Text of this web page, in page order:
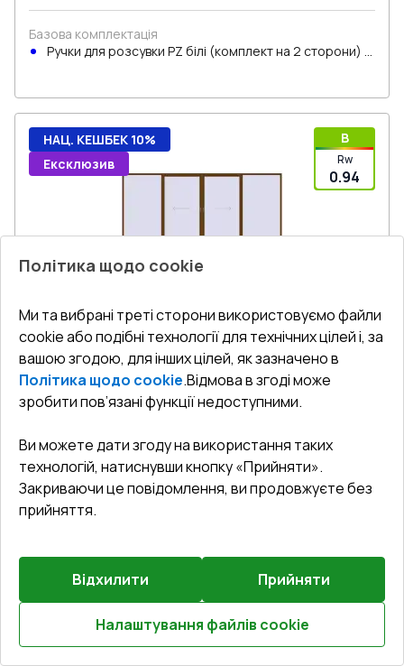
Розрахуй онлайн
Базова комплектація
Ручки для розсувки PZ білі (комплект на 2 сторони) з
B
Rw
0.94
НАЦ. КЕШБЕК 10%
Ексклюзив
Попереднє
замовлення
Залиште відгук
Розсувні терасні двері 5000x2200 мм REHAU Brillant
70 (Похило-зсувні) WALNUT з двох сторін
Глибина профілю:
Ущільнення :
Склопакет: 4 LE - 16 - 4 - 12 - 4 LE
₴258,838.42
₴181,186.90
Детальніше / Змінити
Політика щодо cookie
Ми та вибрані треті сторони використовуємо файли
cookie або подібні технології для технічних цілей і, за
вашою згодою, для інших цілей, як зазначено в
Політика щодо cookie.Відмова в згоді може
зробити пов’язані функції недоступними.
Ви можете дати згоду на використання таких
технологій, натиснувши кнопку «Прийняти».
Закриваючи це повідомлення, ви продовжуєте без
прийняття.
Відхилити Прийняти
Налаштування файлів cookie